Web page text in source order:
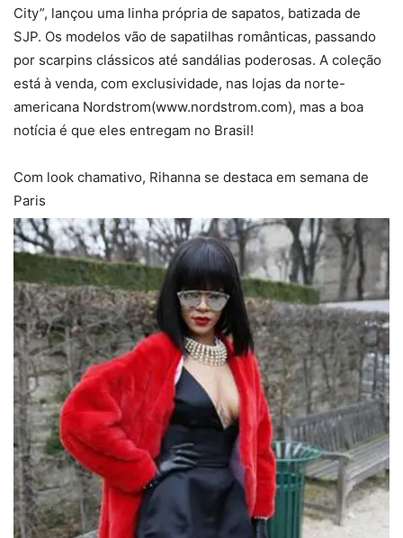
City”, lançou uma linha própria de sapatos, batizada de
SJP. Os modelos vão de sapatilhas românticas, passando
por scarpins clássicos até sandálias poderosas. A coleção
está à venda, com exclusividade, nas lojas da norte-
americana Nordstrom(www.nordstrom.com), mas a boa
notícia é que eles entregam no Brasil!
Com look chamativo, Rihanna se destaca em semana de
Paris